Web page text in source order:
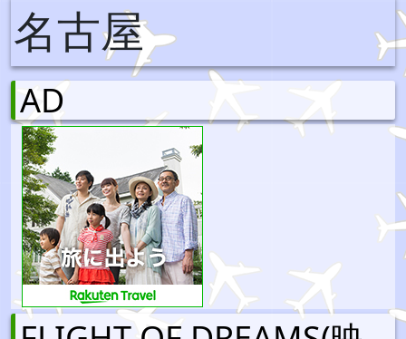
名古屋
AD